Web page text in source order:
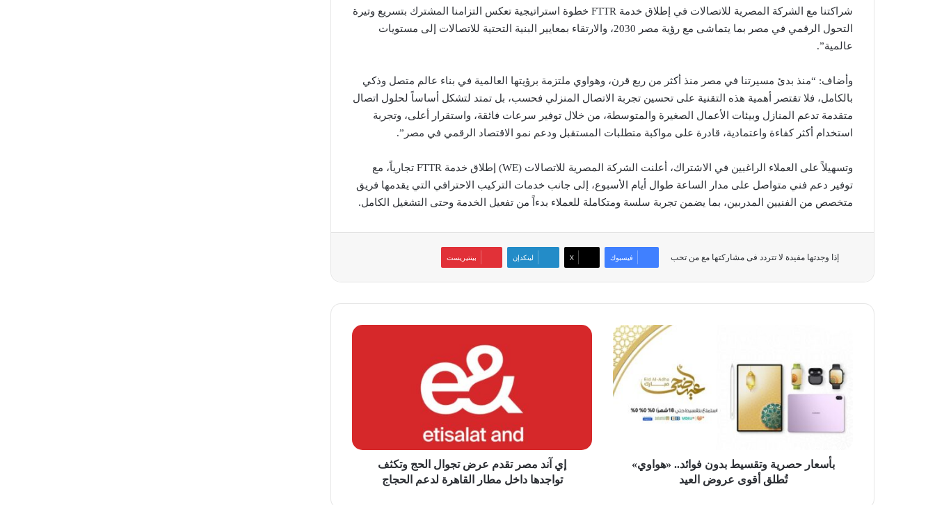
شراكتنا مع الشركة المصرية للاتصالات في إطلاق خدمة FTTR خطوة استراتيجية تعكس التزامنا المشترك بتسريع وتيرة
التحول الرقمي في مصر بما يتماشى مع رؤية مصر 2030، والارتقاء بمعايير البنية التحتية للاتصالات إلى مستويات
عالمية”.
وأضاف: “منذ بدئ مسيرتنا في مصر منذ أكثر من ربع قرن، وهواوي ملتزمة برؤيتها العالمية في بناء عالم متصل وذكي
بالكامل، فلا تقتصر أهمية هذه التقنية على تحسين تجربة الاتصال المنزلي فحسب، بل تمتد لتشكل أساساً لحلول اتصال
متقدمة تدعم المنازل وبيئات الأعمال الصغيرة والمتوسطة، من خلال توفير سرعات فائقة، واستقرار أعلى، وتجربة
استخدام أكثر كفاءة واعتمادية، قادرة على مواكبة متطلبات المستقبل ودعم نمو الاقتصاد الرقمي في مصر”.
وتسهيلاً على العملاء الراغبين في الاشتراك، أعلنت الشركة المصرية للاتصالات (WE) إطلاق خدمة FTTR تجارياً، مع
توفير دعم فني متواصل على مدار الساعة طوال أيام الأسبوع، إلى جانب خدمات التركيب الاحترافي التي يقدمها فريق
متخصص من الفنيين المدربين، بما يضمن تجربة سلسة ومتكاملة للعملاء بدءاً من تفعيل الخدمة وحتى التشغيل الكامل.
إذا وجدتها مفيدة لا تتردد فى مشاركتها مع من تحب فيسبوك ‫X لينكدإن بينتيريست
بدون
فوائد..
أقوى
بأسعار حصرية وتقسيط بدون فوائد.. «هواوي»
تُطلق أقوى عروض العيد
إي
تواجدها
إي آند مصر تقدم عرض تجوال الحج وتكثف
تواجدها داخل مطار القاهرة لدعم الحجاج